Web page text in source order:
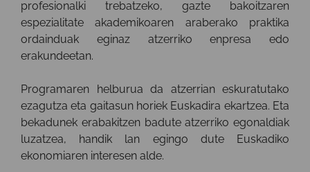
profesionalki trebatzeko, gazte bakoitzaren
espezialitate akademikoaren araberako praktika
ordainduak eginaz atzerriko enpresa edo
erakundeetan.
Programaren helburua da atzerrian eskuratutako
ezagutza eta gaitasun horiek Euskadira ekartzea. Eta
bekadunek erabakitzen badute atzerriko egonaldiak
luzatzea, handik lan egingo dute Euskadiko
ekonomiaren interesen alde.